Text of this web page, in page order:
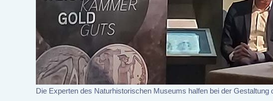
Die Experten des Naturhistorischen Museums halfen bei der Gestaltung